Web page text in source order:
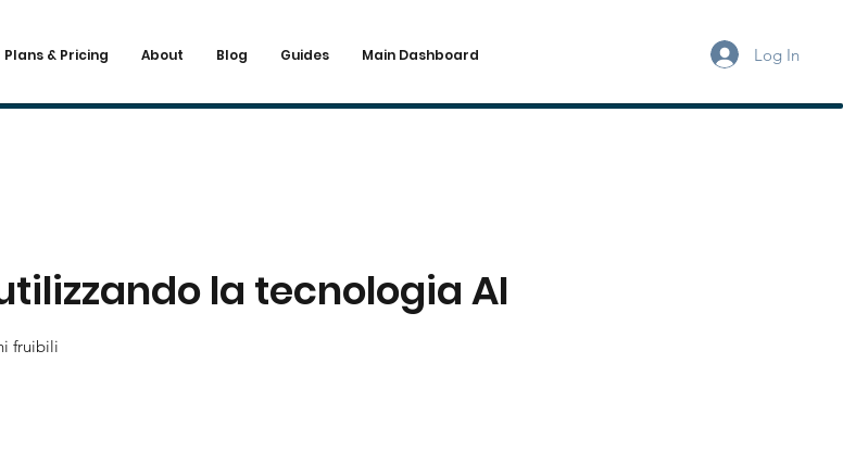
Plans & Pricing About Blog Guides Main Dashboard Log In
la tecnologia AI
fruibili